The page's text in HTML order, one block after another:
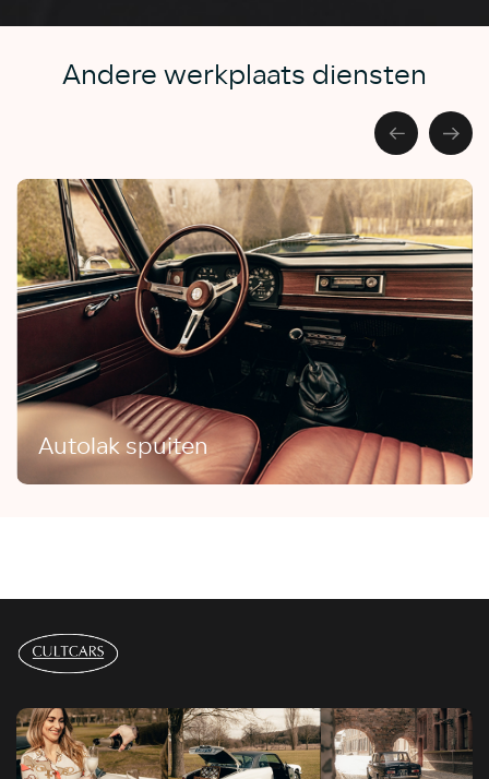
Andere werkplaats diensten
Autolak spuiten